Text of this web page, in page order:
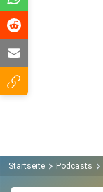
Startseite Podcasts